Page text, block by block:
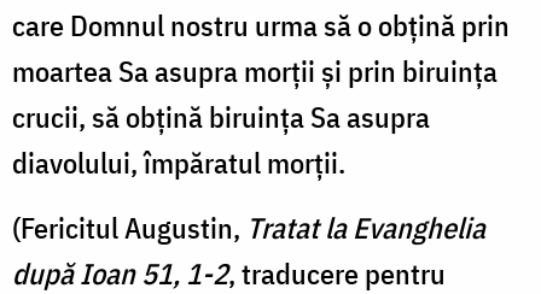
care Domnul nostru urma să o obţină prin
moartea Sa asupra morţii şi prin biruinţa
crucii, să obţină biruinţa Sa asupra
diavolului, împăratul morţii.
(Fericitul Augustin, Tratat la Evanghelia
după Ioan 51, 1-2, traducere pentru